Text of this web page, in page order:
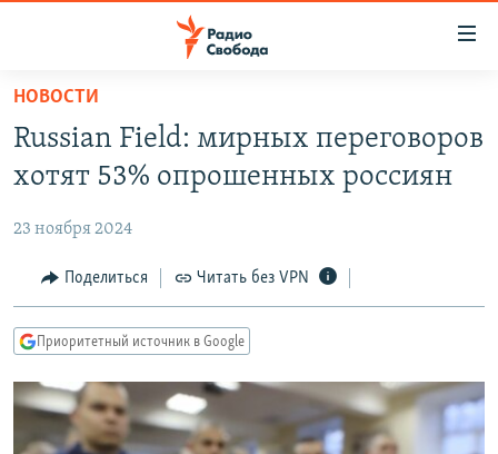
упрощенного
доступа
основному
Вернутся
главной
навигации
Вернутся
поиску
АВТОРСКИЕ ПРОЕКТЫ
ЦИТАТЫ СВОБОДЫ
МНЕНИЯ
IDEL.РЕАЛИИ
КАВКАЗ.РЕАЛИИ
СЕВЕР.РЕАЛИИ
НОВОСТИ
Russian Field: мирных переговоров
хотят 53% опрошенных россиян
23 ноября 2024
Поделиться Читать без VPN
Приоритетный источник в Google